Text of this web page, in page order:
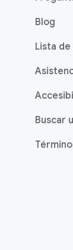
Blog
Lista
Buscar